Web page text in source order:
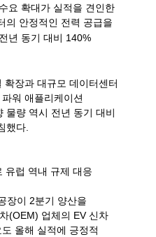
수요 확대가 실적을 견인한
의 안정적인 전력 공급을
년 동기 대비 140%
확장과 대규모 데이터센터
파워 애플리케이션
물량 역시 전년 동기 대비
했다
럽 역내 규제 대응
장이 2분기 양산을
(OEM) 업체의 EV 신차
올해 실적에 긍정적